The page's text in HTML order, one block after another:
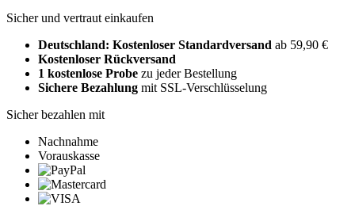
Sicher und vertraut einkaufen
Deutschland: Kostenloser Standardversand ab 59,90 €
Kostenloser Rückversand
1 kostenlose Probe zu jeder Bestellung
Sichere Bezahlung mit SSL-Verschlüsselung
Sicher bezahlen mit
Nachnahme
Vorauskasse